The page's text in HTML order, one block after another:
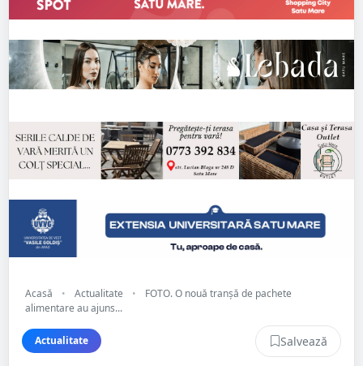
Acasă • Actualitate •
FOTO. O nouă tranșă de pachete
alimentare au ajuns...
Actualitate Salvează